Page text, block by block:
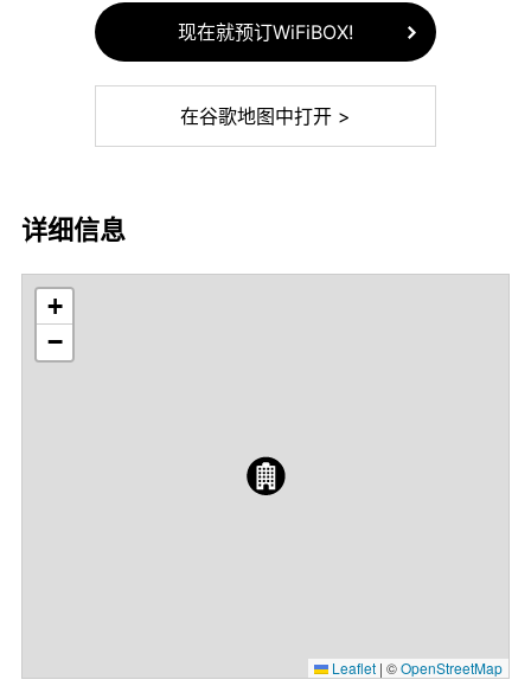
现在就预订WiFiBOX!
在谷歌地图中打开 >
详细信息
+
−
Leaflet | ©OpenStreetMap